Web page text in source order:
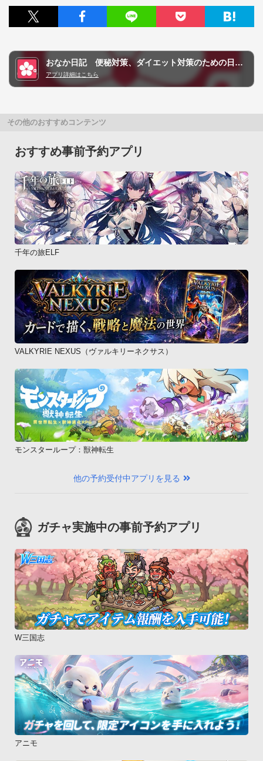
おなか日記 便秘対策、ダイエット対策のための日記アプリ
アプリ詳細はこちら
その他のおすすめコンテンツ
おすすめ事前予約アプリ
千年の旅ELF
VALKYRIE NEXUS（ヴァルキリーネクサス）
モンスターループ：獣神転生
他の予約受付中アプリを見る
ガチャ実施中の事前予約アプリ
W三国志
アニモ